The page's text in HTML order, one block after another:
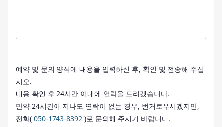
예약 및 문의 양식에 내용을 입력하신 후, 확인 및 전송해 주십
시오.
내용 확인 후 24시간 이내에 연락을 드리겠습니다.
만약 24시간이 지나도 연락이 없는 경우, 번거로우시겠지만,
전화( 050-1743-8392 )로 문의해 주시기 바랍니다.